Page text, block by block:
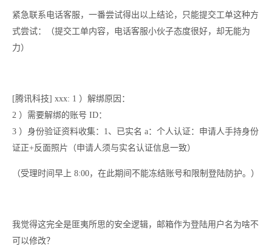
紧急联系电话客服，一番尝试得出以上结论，只能提交工单这种方
式尝试：（提交工单内容，电话客服小伙子态度很好，却无能为
力）
[腾讯科技] xxx: 1 ）解绑原因：
2 ）需要解绑的账号 ID：
3 ）身份验证资料收集：1、已实名 a：个人认证：申请人手持身份
证正+反面照片（申请人须与实名认证信息一致）
（受理时间早上 8:00，在此期间不能冻结账号和限制登陆防护。）
我觉得这完全是匪夷所思的安全逻辑，邮箱作为登陆用户名为啥不
可以修改？